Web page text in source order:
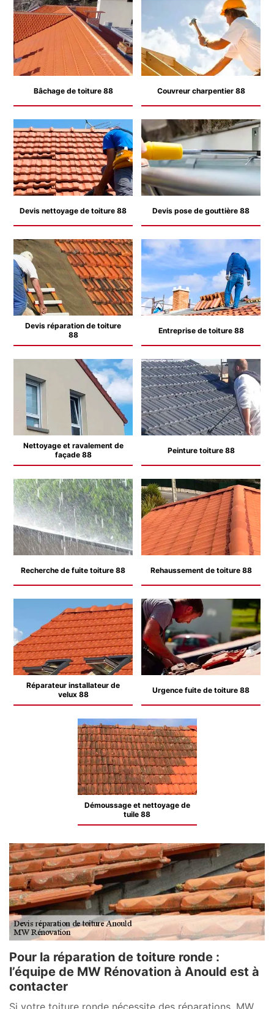
Bâchage de toiture 88 Couvreur charpentier 88
Devis nettoyage de toiture 88 Devis pose de gouttière 88
Devis réparation de toiture
88
Entreprise de toiture 88
Nettoyage et ravalement de
façade 88
Peinture toiture 88
Recherche de fuite toiture 88 Rehaussement de toiture 88
Réparateur installateur de
velux 88
Urgence fuite de toiture 88
Démoussage et nettoyage de
tuile 88
Pour la réparation de toiture ronde :
l’équipe de MW Rénovation à Anould est à
contacter
Si votre toiture ronde nécessite des réparations, MW